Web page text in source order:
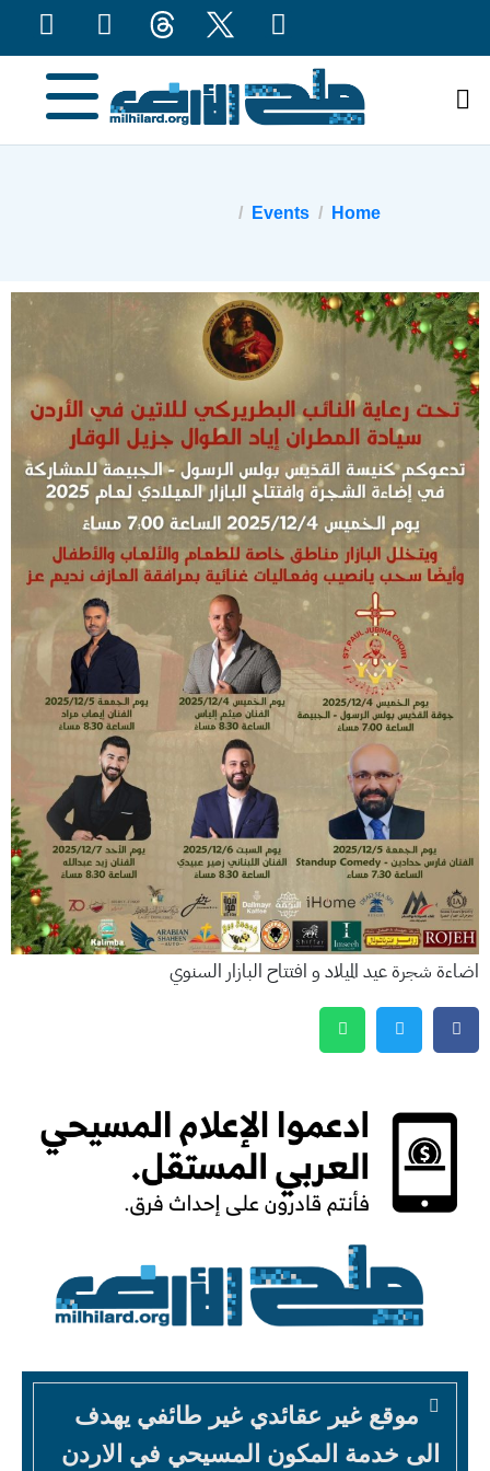
Home
Events
اضاءة شجرة عيد الميلاد و افتتاح البازار السنوي
موقع غير عقائدي غير طائفي يهدف
الى خدمة المكون المسيحي في الاردن